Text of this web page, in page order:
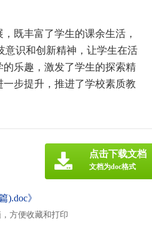
既丰富了学生的课余生活，
意识和创新精神，让学生在活
乐趣，激发了学生的探索精
步提升，推进了学校素质教
).doc》
方便收藏和打印
点击下载文档
文档为doc格式